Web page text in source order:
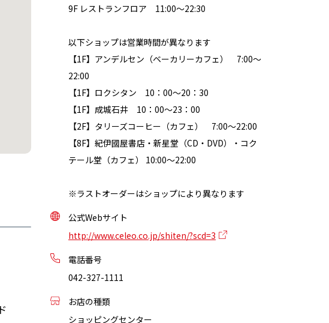
9F レストランフロア 11:00～22:30
以下ショップは営業時間が異なります
【1F】アンデルセン（ベーカリーカフェ） 7:00～
22:00
【1F】ロクシタン 10：00～20：30
【1F】成城石井 10：00～23：00
【2F】タリーズコーヒー（カフェ） 7:00～22:00
【8F】紀伊國屋書店・新星堂（CD・DVD）・コク
テール堂（カフェ） 10:00～22:00
※ラストオーダーはショップにより異なります
公式Webサイト
http://www.celeo.co.jp/shiten/?scd=3
電話番号
042-327-1111
お店の種類
ショッピングセンター